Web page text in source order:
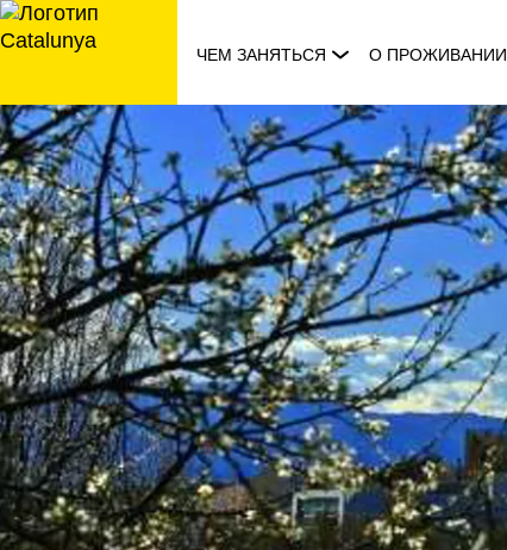
перейти
к
ЧЕМ ЗАНЯТЬСЯ О ПРОЖИВАНИИ